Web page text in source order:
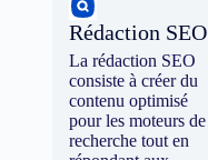
Rédaction SEO
La rédaction SEO
consiste à créer du
contenu optimisé
pour les moteurs de
recherche tout en